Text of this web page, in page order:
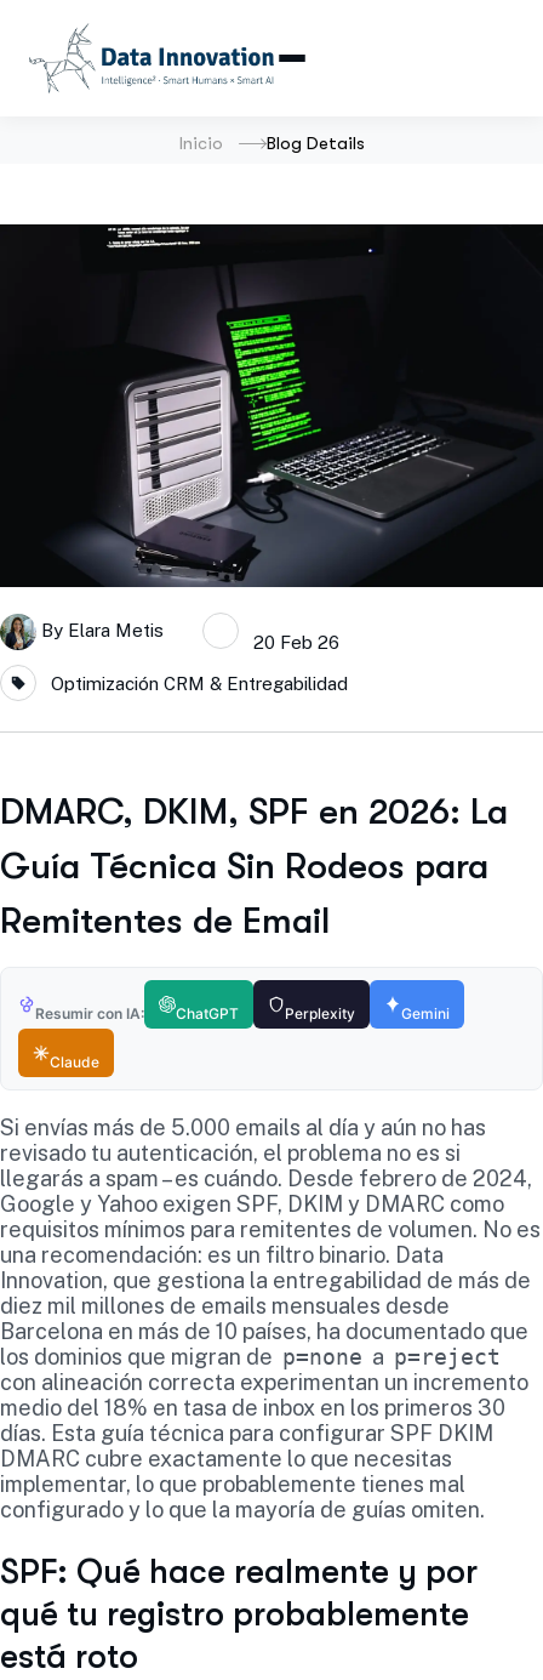
Inicio Blog Details
By Elara Metis
20 Feb 26
Optimización CRM & Entregabilidad
DMARC, DKIM, SPF en 2026: La
Guía Técnica Sin Rodeos para
Remitentes de Email
Resumir con IA: ChatGPT Perplexity Gemini
Claude
Si envías más de 5.000 emails al día y aún no has
revisado tu autenticación, el problema no es si
llegarás a spam – es cuándo. Desde febrero de 2024,
Google y Yahoo exigen SPF, DKIM y DMARC como
requisitos mínimos para remitentes de volumen. No es
una recomendación: es un filtro binario. Data
Innovation, que gestiona la entregabilidad de más de
diez mil millones de emails mensuales desde
Barcelona en más de 10 países, ha documentado que
los dominios que migran de p=none a p=reject
con alineación correcta experimentan un incremento
medio del 18% en tasa de inbox en los primeros 30
días. Esta guía técnica para configurar SPF DKIM
DMARC cubre exactamente lo que necesitas
implementar, lo que probablemente tienes mal
configurado y lo que la mayoría de guías omiten.
SPF: Qué hace realmente y por
qué tu registro probablemente
está roto